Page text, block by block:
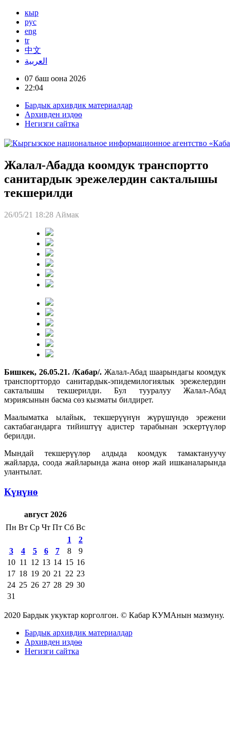
кыр
рус
eng
tr
中文
العربية
07 баш оона 2026
22:04
Бардык архивдик материалдар
Архивден издөө
Негизги сайтка
Жалал-Абадда коомдук транспортто
санитардык эрежелердин сакталышы
текшерилди
26/05/21 18:28 Аймак
Бишкек, 26.05.21. /Кабар/. Жалал-Абад шаарындагы коомдук
транспорттордо санитардык-эпидемилогиялык эрежелердин
сакталышы текшерилди. Бул тууралуу Жалал-Абад
мэриясынын басма сөз кызматы билдирет.
Маалыматка ылайык, текшерүүнүн жүрүшүндө эрежени
сактабагандарга тийиштүү адистер тарабынан эскертүүлөр
берилди.
Мындай текшерүүлөр алдыда коомдук тамактануучу
жайларда, соода жайларында жана өнөр жай ишканаларында
улантылат.
Күнүнө
август 2026
Пн Вт Ср Чт Пт Сб Вс
1
2
3
4 5 6 7 8
9
10 11 12 13 14 15 16
17 18 19 20 21 22 23
24 25 26 27 28 29 30
31
2020 Бардык укуктар корголгон. © Кабар КУМАнын мазмуну.
Бардык архивдик материалдар
Архивден издөө
Негизги сайтка